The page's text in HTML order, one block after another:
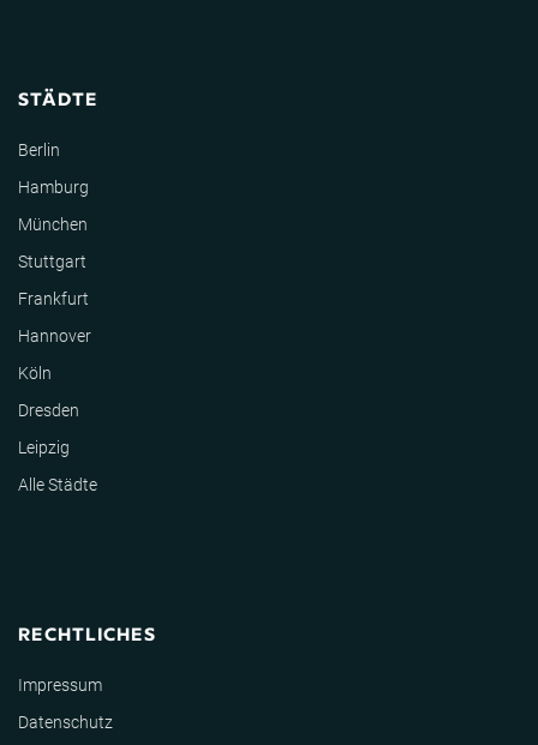
STÄDTE
Berlin
Hamburg
München
Stuttgart
Frankfurt
Hannover
Köln
Dresden
Leipzig
Alle Städte
RECHTLICHES
Impressum
Datenschutz